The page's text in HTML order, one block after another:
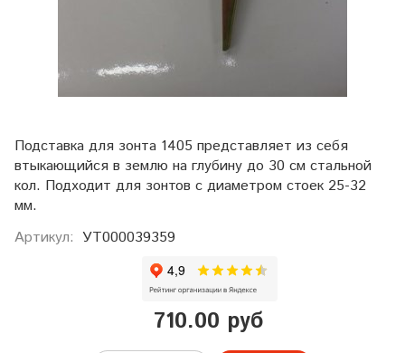
Подставка для зонта 1405 представляет из себя
втыкающийся в землю на глубину до 30 см стальной
кол. Подходит для зонтов с диаметром стоек 25-32
мм.
Артикул: УТ000039359
710.00 руб